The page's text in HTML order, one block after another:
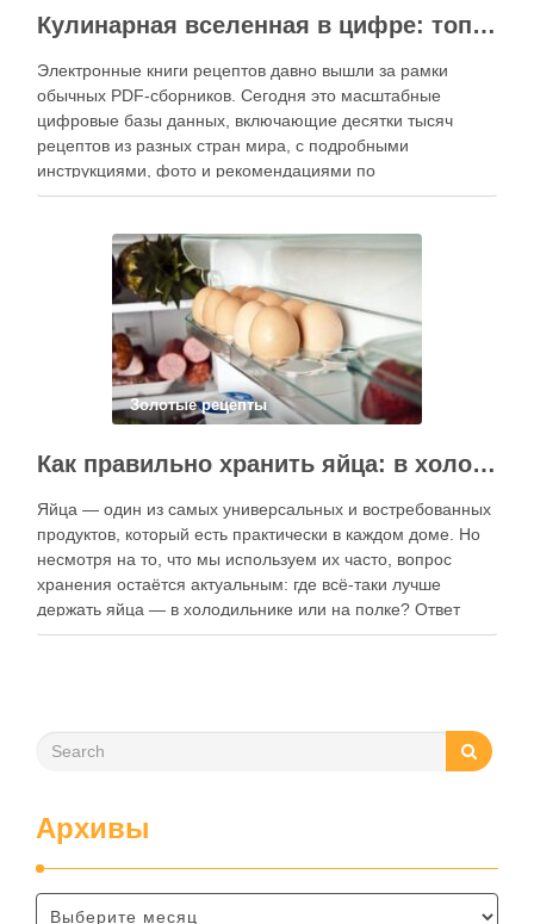
Кулинарная вселенная в цифре: топ-3 самых больших электронных книг рецептов
Электронные книги рецептов давно вышли за рамки
обычных PDF-сборников. Сегодня это масштабные
цифровые базы данных, включающие десятки тысяч
рецептов из разных стран мира, с подробными
инструкциями, фото и рекомендациями по
приготовлению. В отличие от печатных изданий,
контент, расширять коллекции блюд и добавлять новые
функции. Ниже …
Золотые рецепты
Как правильно хранить яйца: в холодильнике или на полке?
Яйца — один из самых универсальных и востребованных
продуктов, который есть практически в каждом доме. Но
несмотря на то, что мы используем их часто, вопрос
хранения остаётся актуальным: где всё-таки лучше
держать яйца — в холодильнике или на полке? Ответ
зависит от нескольких факторов, включая температуру
Архивы